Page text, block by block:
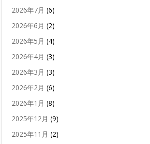
2026年7月 (6)
2026年6月 (2)
2026年5月 (4)
2026年4月 (3)
2026年3月 (3)
2026年2月 (6)
2026年1月 (8)
2025年12月 (9)
2025年11月 (2)